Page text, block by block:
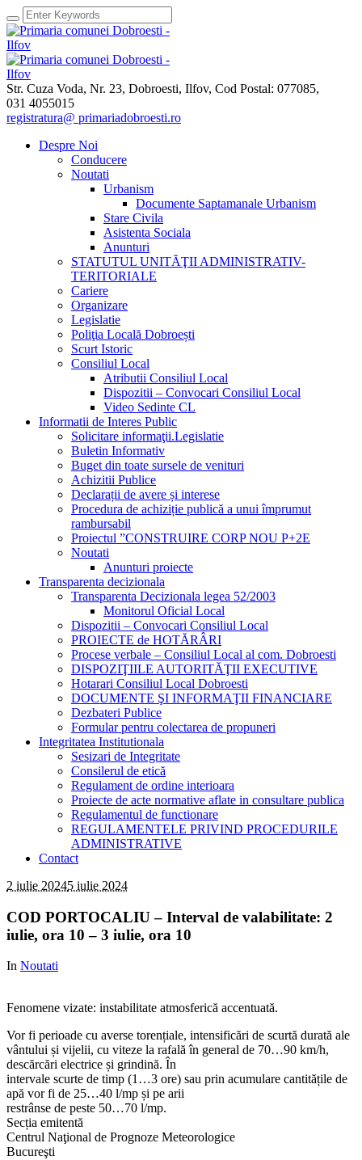
Str. Cuza Voda, Nr. 23, Dobroesti, Ilfov, Cod Postal: 077085,
031 4055015
registratura@ primariadobroesti.ro
Despre Noi
Conducere
Noutati
Urbanism
Documente Saptamanale Urbanism
Stare Civila
Asistenta Sociala
Anunturi
STATUTUL UNITĂŢII ADMINISTRATIV-
TERITORIALE
Cariere
Organizare
Legislatie
Poliţia Locală Dobroești
Scurt Istoric
Consiliul Local
Atributii Consiliul Local
Dispozitii – Convocari Consiliul Local
Video Sedinte CL
Informatii de Interes Public
Solicitare informaţii.Legislatie
Buletin Informativ
Buget din toate sursele de venituri
Achizitii Publice
Declarații de avere și interese
Procedura de achiziție publică a unui împrumut
rambursabil
Proiectul ”CONSTRUIRE CORP NOU P+2E
Noutati
Anunturi proiecte
Transparenta decizionala
Transparenta Decizionala legea 52/2003
Monitorul Oficial Local
Dispozitii – Convocari Consiliul Local
PROIECTE de HOTĂRÂRI
Procese verbale – Consiliul Local al com. Dobroesti
DISPOZIŢIILE AUTORITĂŢII EXECUTIVE
Hotarari Consiliul Local Dobroesti
DOCUMENTE ŞI INFORMAŢII FINANCIARE
Dezbateri Publice
Formular pentru colectarea de propuneri
Integritatea Institutionala
Sesizari de Integritate
Consilerul de etică
Regulament de ordine interioara
Proiecte de acte normative aflate in consultare publica
Regulamentul de functionare
REGULAMENTELE PRIVIND PROCEDURILE
ADMINISTRATIVE
Contact
2 iulie 20245 iulie 2024
COD PORTOCALIU – Interval de valabilitate: 2
iulie, ora 10 – 3 iulie, ora 10
In Noutati
Fenomene vizate: instabilitate atmosferică accentuată.
Vor fi perioade cu averse torențiale, intensificări de scurtă durată ale
vântului și vijelii, cu viteze la rafală în general de 70…90 km/h,
descărcări electrice și grindină. În
intervale scurte de timp (1…3 ore) sau prin acumulare cantitățile de
apă vor fi de 25…40 l/mp și pe arii
restrânse de peste 50…70 l/mp.
Secția emitentă
Centrul Naţional de Prognoze Meteorologice
Bucureşti